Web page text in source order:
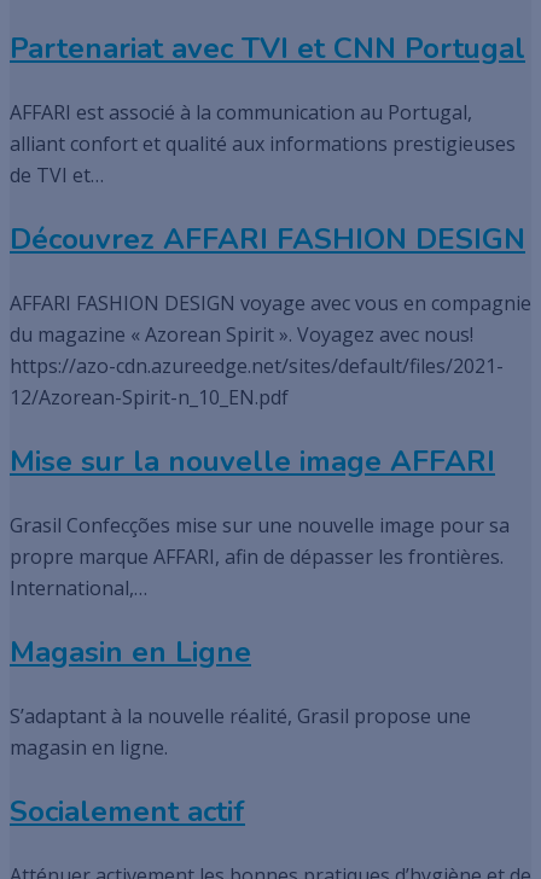
Partenariat avec TVI et CNN Portugal
AFFARI est associé à la communication au Portugal,
alliant confort et qualité aux informations prestigieuses
de TVI et…
Découvrez AFFARI FASHION DESIGN
AFFARI FASHION DESIGN voyage avec vous en compagnie
du magazine « Azorean Spirit ». Voyagez avec nous!
https://azo-cdn.azureedge.net/sites/default/files/2021-
12/Azorean-Spirit-n_10_EN.pdf
Mise sur la nouvelle image AFFARI
Grasil Confecções mise sur une nouvelle image pour sa
propre marque AFFARI, afin de dépasser les frontières.
International,…
Magasin en Ligne
S’adaptant à la nouvelle réalité, Grasil propose une
magasin en ligne.
Socialement actif